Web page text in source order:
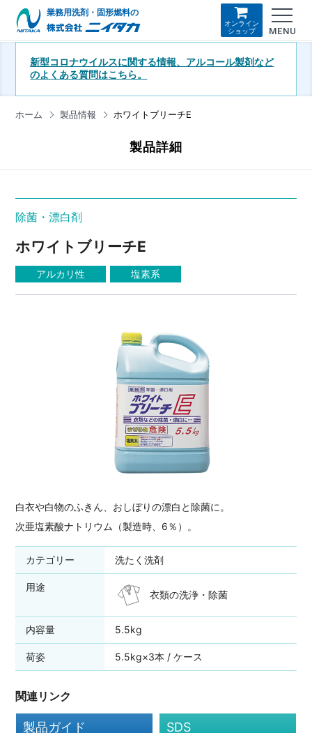
業務用洗剤・固形燃料の
オンライン
ショップ
MENU
新型コロナウイルスに関する情報、アルコール製剤など
のよくある質問はこちら。
ホーム 製品情報 ホワイトブリーチE
製品詳細
除菌・漂白剤
ホワイトブリーチE
アルカリ性 塩素系
白衣や白物のふきん、おしぼりの漂白と除菌に。
次亜塩素酸ナトリウム（製造時、6％）。
カテゴリー 洗たく洗剤
用途
衣類の洗浄・除菌
内容量 5.5kg
荷姿 5.5kg×3本 / ケース
関連リンク
製品ガイド SDS